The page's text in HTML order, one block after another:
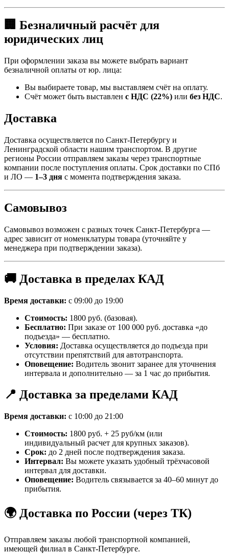
🏢 Безналичный расчёт для
юридических лиц
При оформлении заказа вы можете выбрать вариант
безналичной оплаты от юр. лица:
Вы выбираете товар, мы выставляем счёт на оплату.
Счёт может быть выставлен с НДС (22%) или без НДС.
Доставка
Доставка осуществляется по Санкт-Петербургу и
Ленинградской области нашим транспортом. В другие
регионы России отправляем заказы через транспортные
компании после поступления оплаты. Срок доставки по СПб
и ЛО — 1–3 дня с момента подтверждения заказа.
Самовывоз
Самовывоз возможен с разных точек Санкт-Петербурга —
адрес зависит от номенклатуры товара (уточняйте у
менеджера при подтверждении заказа).
🚚 Доставка в пределах КАД
Время доставки: с 09:00 до 19:00
Стоимость: 1800 руб. (базовая).
Бесплатно: При заказе от 100 000 руб. доставка «до
подъезда» — бесплатно.
Условия: Доставка осуществляется до подъезда при
отсутствии препятствий для автотранспорта.
Оповещение: Водитель звонит заранее для уточнения
интервала и дополнительно — за 1 час до прибытия.
📍 Доставка за пределами КАД
Время доставки: с 10:00 до 21:00
Стоимость: 1800 руб. + 25 руб/км (или
индивидуальный расчет для крупных заказов).
Срок: до 2 дней после подтверждения заказа.
Интервал: Вы можете указать удобный трёхчасовой
интервал для доставки.
Оповещение: Водитель связывается за 40–60 минут до
прибытия.
🌍 Доставка по России (через ТК)
Отправляем заказы любой транспортной компанией,
имеющей филиал в Санкт-Петербурге.